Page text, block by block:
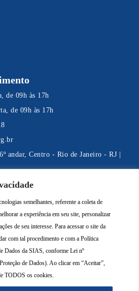
semelhantes, referente a coleta de
a experiência em seu site, personalizar
de seu interesse. Para acessar o site da
com tal procedimento e com a Política
Dados da SIAS, conforme Lei nº
de Dados). Ao clicar em “Aceitar”,
TODOS os cookies.
de 09h às 17h
de 09h às 17h
andar, Centro - Rio de Janeiro - RJ |
a SIAS nas Redes Sociais